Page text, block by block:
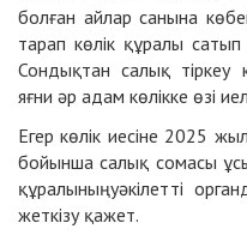
болған айлар санына
тарап көлік құралы
Сондықтан салық тіркеу
яғни әр адам көлікке өзі
Егер көлік иесіне 2025
бойынша салық сомасы
құралының уәкілетті
жеткізу қажет.